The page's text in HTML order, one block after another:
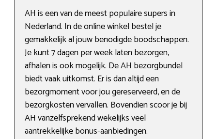
AH is een van de meest populaire supers in
Nederland. In de online winkel bestel je
gemakkelijk al jouw benodigde boodschappen.
Je kunt 7 dagen per week laten bezorgen,
afhalen is ook mogelijk. De AH bezorgbundel
biedt vaak uitkomst. Er is dan altijd een
bezorgmoment voor jou gereserveerd, en de
bezorgkosten vervallen. Bovendien scoor je bij
AH vanzelfsprekend wekelijks veel
aantrekkelijke bonus-aanbiedingen.